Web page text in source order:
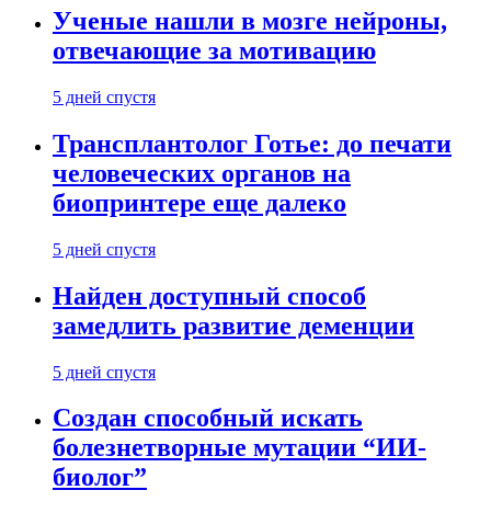
Ученые нашли в мозге нейроны,
отвечающие за мотивацию
5 дней спустя
Трансплантолог Готье: до печати
человеческих органов на
биопринтере еще далеко
5 дней спустя
Найден доступный способ
замедлить развитие деменции
5 дней спустя
Создан способный искать
болезнетворные мутации “ИИ-
биолог”